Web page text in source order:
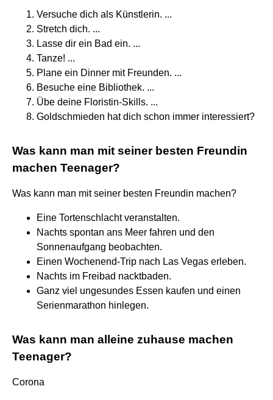
Versuche dich als Künstlerin. ...
Stretch dich. ...
Lasse dir ein Bad ein. ...
Tanze! ...
Plane ein Dinner mit Freunden. ...
Besuche eine Bibliothek. ...
Übe deine Floristin-Skills. ...
Goldschmieden hat dich schon immer interessiert?
Was kann man mit seiner besten Freundin
machen Teenager?
Was kann man mit seiner besten Freundin machen?
Eine Tortenschlacht veranstalten.
Nachts spontan ans Meer fahren und den
Sonnenaufgang beobachten.
Einen Wochenend-Trip nach Las Vegas erleben.
Nachts im Freibad nacktbaden.
Ganz viel ungesundes Essen kaufen und einen
Serienmarathon hinlegen.
Was kann man alleine zuhause machen
Teenager?
Corona